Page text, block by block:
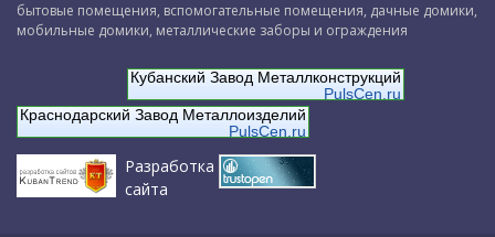
бытовые помещения, вспомогательные помещения, дачные домики,
мобильные домики, металлические заборы и ограждения
Кубанский Завод Металлконструкций
PulsCen.ru
Краснодарский Завод Металлоизделий
PulsCen.ru
Разработка
сайта